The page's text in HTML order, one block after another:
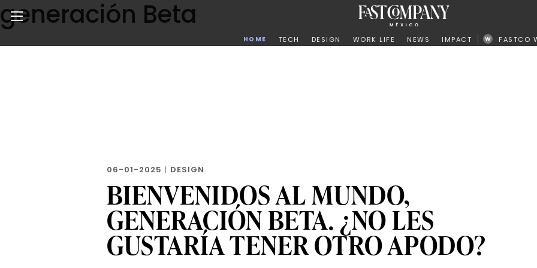
Skip
to
content
Noticias de negocios, innovación, tecnología y diseño
HOME TECH DESIGN WORK LIFE NEWS IMPACT FASTCO
generación Beta
06-01-2025 | DESIGN
BIENVENIDOS AL MUNDO,
GENERACIÓN BETA. ¿NO LES
GUSTARÍA TENER OTRO APODO?